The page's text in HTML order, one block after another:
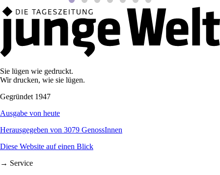
Sie lügen wie gedruckt.
Wir drucken, wie sie lügen.
Gegründet 1947
Ausgabe von heute
Herausgegeben von 3079 GenossInnen
Diese Website auf einen Blick
→ Service